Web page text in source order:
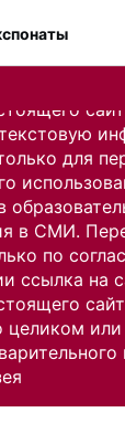
для
в СМИ.
по
ссылка на
целиком